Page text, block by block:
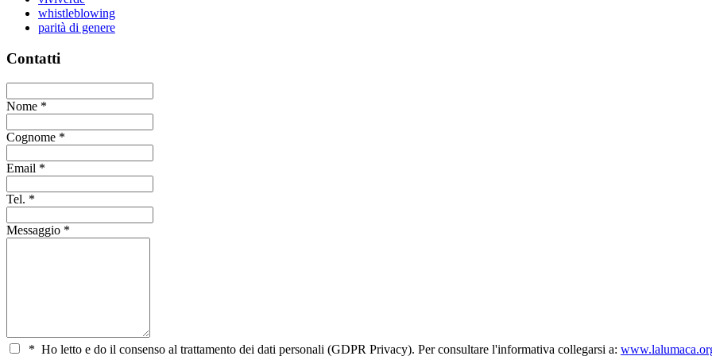
whistleblowing
parità di genere
Contatti
Nome *
Cognome *
Email *
Tel. *
Messaggio *
* Ho letto e do il consenso al trattamento dei dati personali (GDPR Privacy). Per consultare l'informativa collegarsi a: